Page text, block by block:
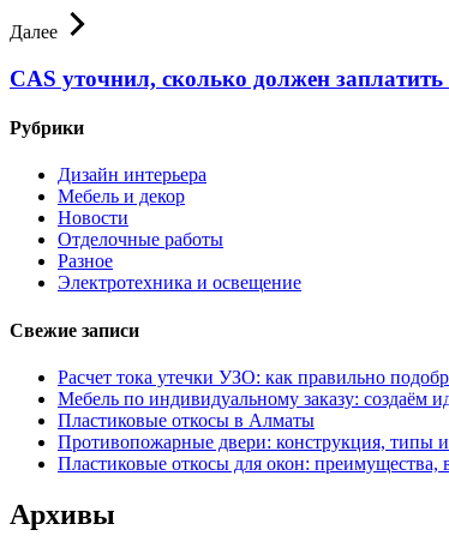
Далее
CAS уточнил, сколько должен
Рубрики
Дизайн интерьера
Мебель и декор
Новости
Отделочные работы
Разное
Электротехника и освещение
Свежие записи
Расчет тока утечки УЗО: как правильно
Мебель по индивидуальному заказу: создаём
Пластиковые откосы в Алматы
Противопожарные двери: конструкция, типы и
Пластиковые откосы для окон: преимущества,
Архивы